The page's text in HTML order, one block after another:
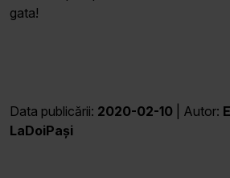
gata!
Data publicării: 2020-02-10 | Autor:
LaDoiPași